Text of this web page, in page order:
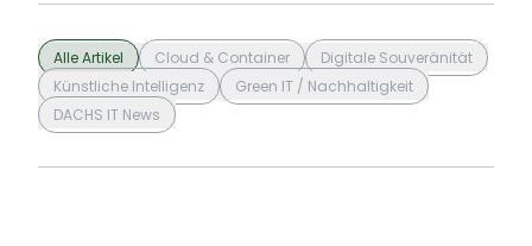
Alle Artikel Cloud & Container
Digitale Souveränität
Künstliche Intelligenz
Green IT / Nachhaltigkeit
DACHS IT News